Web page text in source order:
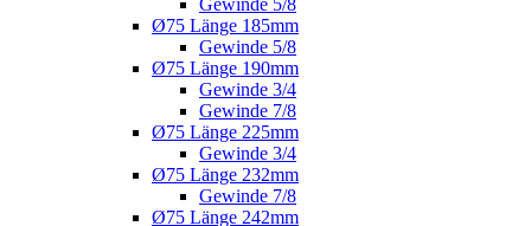
Gewinde 5/8
Ø75 Länge 185mm
Gewinde 5/8
Ø75 Länge 190mm
Gewinde 3/4
Gewinde 7/8
Ø75 Länge 225mm
Gewinde 3/4
Ø75 Länge 232mm
Gewinde 7/8
Ø75 Länge 242mm